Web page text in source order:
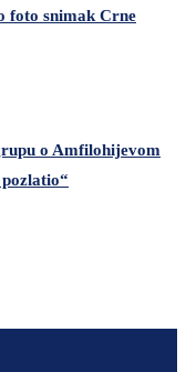
foto snimak Crne
o Amfilohijevom